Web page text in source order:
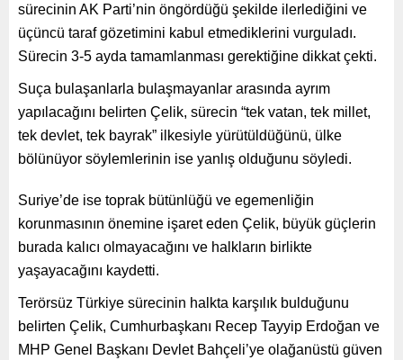
sürecinin AK Parti’nin öngördüğü şekilde ilerlediğini ve
üçüncü taraf gözetimini kabul etmediklerini vurguladı.
Sürecin 3-5 ayda tamamlanması gerektiğine dikkat çekti.
Suça bulaşanlarla bulaşmayanlar arasında ayrım
yapılacağını belirten Çelik, sürecin “tek vatan, tek millet,
tek devlet, tek bayrak” ilkesiyle yürütüldüğünü, ülke
bölünüyor söylemlerinin ise yanlış olduğunu söyledi.
Suriye’de ise toprak bütünlüğü ve egemenliğin
korunmasının önemine işaret eden Çelik, büyük güçlerin
burada kalıcı olmayacağını ve halkların birlikte
yaşayacağını kaydetti.
Terörsüz Türkiye sürecinin halkta karşılık bulduğunu
belirten Çelik, Cumhurbaşkanı Recep Tayyip Erdoğan ve
MHP Genel Başkanı Devlet Bahçeli’ye olağanüstü güven